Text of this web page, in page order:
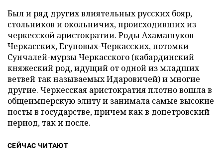
Был и ряд других влиятельных русских бояр,
стольников и окольничих, происходивших из
черкесской аристократии. Роды Ахамашуков-
Черкасских, Егуповых-Черкасских, потомки
Сунчалей-мурзы Черкасского (кабардинский
княжеский род, идущий от одной из младших
ветвей так называемых Идаровичей) и многие
другие. Черкесская аристократия плотно вошла в
общеимперскую элиту и занимала самые высокие
посты в государстве, причем как в допетровский
период, так и после.
СЕЙЧАС ЧИТАЮТ